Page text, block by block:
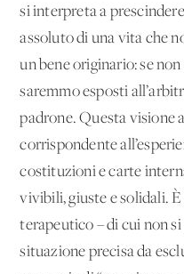
si interpreta a
assoluto di una vita che
un bene originario: se
saremmo esposti
padrone. Questa visione
corrispondente
costituzioni e carte
vivibili, giuste e solidali.
terapeutico – di cui non
situazione precisa da